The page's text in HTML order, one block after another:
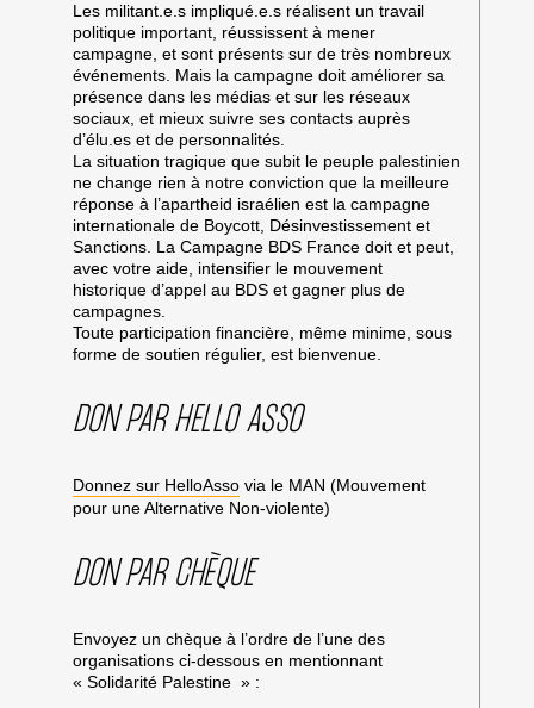
Les militant.e.s impliqué.e.s réalisent un travail
politique important, réussissent à mener
campagne, et sont présents sur de très nombreux
événements. Mais la campagne doit améliorer sa
présence dans les médias et sur les réseaux
sociaux, et mieux suivre ses contacts auprès
d’élu.es et de personnalités.
La situation tragique que subit le peuple palestinien
ne change rien à notre conviction que la meilleure
réponse à l’apartheid israélien est la campagne
internationale de Boycott, Désinvestissement et
Sanctions. La Campagne BDS France doit et peut,
avec votre aide, intensifier le mouvement
historique d’appel au BDS et gagner plus de
campagnes.
Toute participation financière, même minime, sous
forme de soutien régulier, est bienvenue.
DON PAR HELLO ASSO
Donnez sur HelloAssovia le MAN (Mouvement
pour une Alternative Non-violente)
DON PAR CHÈQUE
Envoyez un chèque à l’ordre de l’une des
organisations ci-dessous en mentionnant
« Solidarité Palestine » :